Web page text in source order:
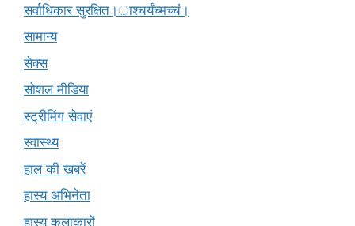
सर्वाधिकार सुरक्षित।ाश्चर्यंच्मच्चं।
सामान्य
सेक्स
सोशल मीडिया
स्ट्रीमिंग सेवाएं
स्वास्थ्य
हाल की खबरें
हास्य अभिनेता
हास्य कलाकारों